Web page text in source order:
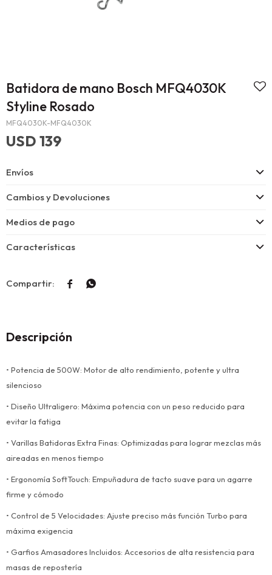
Batidora de mano Bosch MFQ4030K
Styline Rosado
MFQ4030K-MFQ4030K
USD 139
Envíos
Cambios y Devoluciones
Medios de pago
Características
 
Descripción
• Potencia de 500W: Motor de alto rendimiento, potente y ultra
silencioso
• Diseño Ultraligero: Máxima potencia con un peso reducido para
evitar la fatiga
• Varillas Batidoras Extra Finas: Optimizadas para lograr mezclas más
aireadas en menos tiempo
• Ergonomía SoftTouch: Empuñadura de tacto suave para un agarre
firme y cómodo
• Control de 5 Velocidades: Ajuste preciso más función Turbo para
máxima exigencia
• Garfios Amasadores Incluidos: Accesorios de alta resistencia para
masas de repostería